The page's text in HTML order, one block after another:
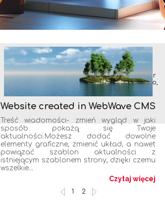
Website created in WebWave CMS
Treść wiadomości- zmień wygląd w jaki
sposób pokażą się Twoje
aktualności.Możesz dodać dowolne
elementy graficzne, zmienić układ, a nawet
powiązać szablon aktualności z
istniejącym szablonem strony, dzięki czemu
wszelkie...
Czytaj więcej
1 2
Lorem ipsum dolor sit amet,
Lorem ipsum dolor sit amet, consectetur
adipiscing elit. In facilisis lorem commodo,